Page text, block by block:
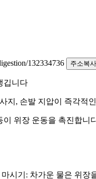
132334736
주소복사
깁니다
지 , 손발 지압이 즉각적
이 위장 운동을 촉진합니
시기 : 차가운 물은 위장